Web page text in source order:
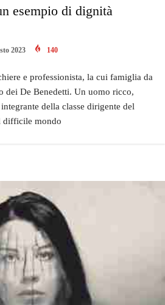
esempio di dignità
2023 140
e professionista, la cui famiglia da
dei De Benedetti. Un uomo ricco,
della classe dirigente del
difficile mondo